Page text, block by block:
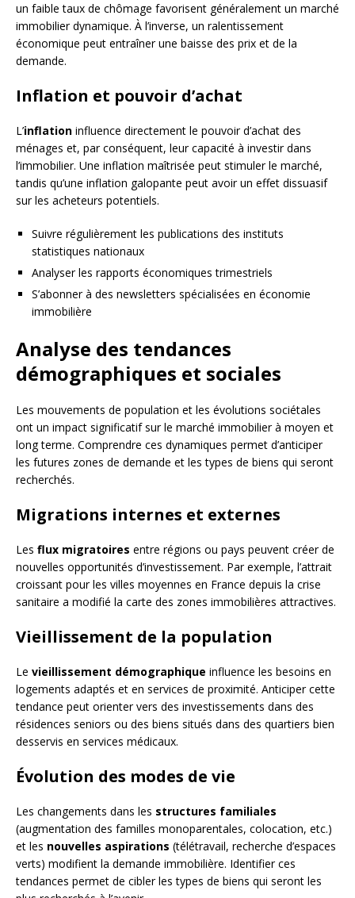
un faible taux de chômage favorisent généralement un marché
immobilier dynamique. À l’inverse, un ralentissement
économique peut entraîner une baisse des prix et de la
demande.
Inflation et pouvoir d’achat
L’inflation influence directement le pouvoir d’achat des
ménages et, par conséquent, leur capacité à investir dans
l’immobilier. Une inflation maîtrisée peut stimuler le marché,
tandis qu’une inflation galopante peut avoir un effet dissuasif
sur les acheteurs potentiels.
Suivre régulièrement les publications des instituts
statistiques nationaux
Analyser les rapports économiques trimestriels
S’abonner à des newsletters spécialisées en économie
immobilière
Analyse des tendances
démographiques et sociales
Les mouvements de population et les évolutions sociétales
ont un impact significatif sur le marché immobilier à moyen et
long terme. Comprendre ces dynamiques permet d’anticiper
les futures zones de demande et les types de biens qui seront
recherchés.
Migrations internes et externes
Les flux migratoires entre régions ou pays peuvent créer de
nouvelles opportunités d’investissement. Par exemple, l’attrait
croissant pour les villes moyennes en France depuis la crise
sanitaire a modifié la carte des zones immobilières attractives.
Vieillissement de la population
Le vieillissement démographique influence les besoins en
logements adaptés et en services de proximité. Anticiper cette
tendance peut orienter vers des investissements dans des
résidences seniors ou des biens situés dans des quartiers bien
desservis en services médicaux.
Évolution des modes de vie
Les changements dans les structures familiales
(augmentation des familles monoparentales, colocation, etc.)
et les nouvelles aspirations (télétravail, recherche d’espaces
verts) modifient la demande immobilière. Identifier ces
tendances permet de cibler les types de biens qui seront les